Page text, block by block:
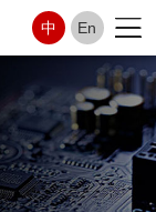
En
中